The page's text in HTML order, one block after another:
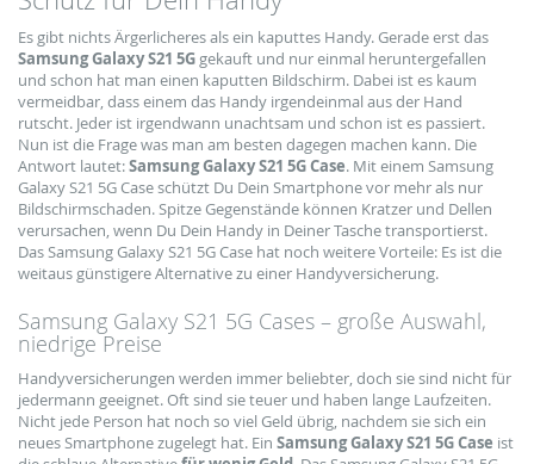
Es gibt nichts Ärgerlicheres als ein kaputtes Handy. Gerade erst das
Samsung Galaxy S21 5G gekauft und nur einmal heruntergefallen
und schon hat man einen kaputten Bildschirm. Dabei ist es kaum
vermeidbar, dass einem das Handy irgendeinmal aus der Hand
rutscht. Jeder ist irgendwann unachtsam und schon ist es passiert.
Nun ist die Frage was man am besten dagegen machen kann. Die
Antwort lautet:Samsung Galaxy S21 5G Case. Mit einem Samsung
Galaxy S21 5G Case schützt Du Dein Smartphone vor mehr als nur
Bildschirmschaden. Spitze Gegenstände können Kratzer und Dellen
verursachen, wenn Du Dein Handy in Deiner Tasche transportierst.
Das Samsung Galaxy S21 5G Case hat noch weitere Vorteile: Es ist die
weitaus günstigere Alternative zu einer Handyversicherung.
Samsung Galaxy S21 5G Cases – große Auswahl,
niedrige Preise
Handyversicherungen werden immer beliebter, doch sie sind nicht für
jedermann geeignet. Oft sind sie teuer und haben lange Laufzeiten.
Nicht jede Person hat noch so viel Geld übrig, nachdem sie sich ein
neues Smartphone zugelegt hat. Ein Samsung Galaxy S21 5G Case ist